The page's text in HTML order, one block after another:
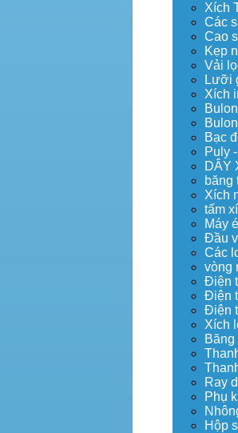
Xích
Các
Cao
Kẹp
Vải
Lưỡi
Xích
Bạc
Puly
DÂY
băng
Xích
tấm
Máy
Đầu
Các
vòng
Điện
Điện
Điện
Xích
Ray
Phụ
Hộp